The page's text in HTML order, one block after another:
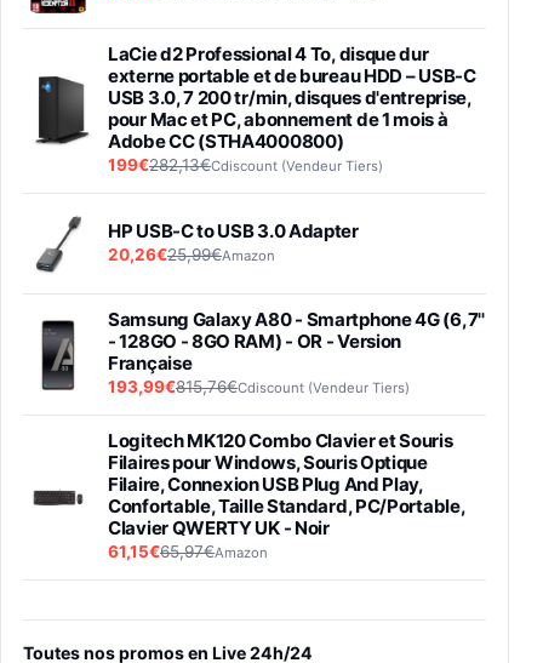
LaCie d2 Professional 4 To, disque dur
externe portable et de bureau HDD – USB-C
USB 3.0, 7 200 tr/min, disques d'entreprise,
pour Mac et PC, abonnement de 1 mois à
Adobe CC (STHA4000800)
199€282,13€Cdiscount (Vendeur Tiers)
HP USB-C to USB 3.0 Adapter
20,26€25,99€Amazon
Samsung Galaxy A80 - Smartphone 4G (6,7''
- 128GO - 8GO RAM) - OR - Version
Française
193,99€815,76€Cdiscount (Vendeur Tiers)
Logitech MK120 Combo Clavier et Souris
Filaires pour Windows, Souris Optique
Filaire, Connexion USB Plug And Play,
Confortable, Taille Standard, PC/Portable,
Clavier QWERTY UK - Noir
61,15€65,97€Amazon
entraénement direct 3 vitesses (33-45-78
trs/min) avec pre-ampli intégré et port USB
Toutes nos promos en Live 24h/24